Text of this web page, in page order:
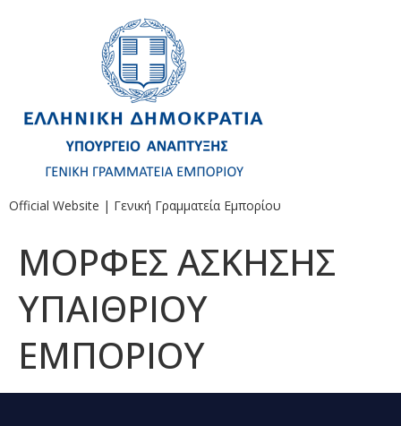
Official Website | Γενική Γραμματεία Εμπορίου
ΜΟΡΦΕΣ ΑΣΚΗΣΗΣ
ΥΠΑΙΘΡΙΟΥ
ΕΜΠΟΡΙΟΥ